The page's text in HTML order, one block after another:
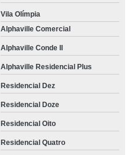
Vila Olímpia
Alphaville Comercial
Alphaville Conde II
Alphaville Residencial Plus
Residencial Dez
Residencial Doze
Residencial Oito
Residencial Quatro